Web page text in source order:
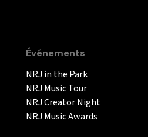
Événements
NRJ in the Park
NRJ Music Tour
NRJ Creator Night
NRJ Music Awards